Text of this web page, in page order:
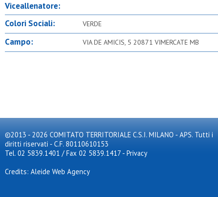
Viceallenatore:
Colori Sociali:
VERDE
Campo: VIA DE AMICIS, 5 20871 VIMERCATE MB
©2013 - 2026 COMITATO TERRITORIALE C.S.I. MILANO - APS. Tutti i
diritti riservati - C.F. 80110610153
Tel. 02 5839.1401 / Fax 02 5839.1417 - Privacy
Credits: Aleide Web Agency